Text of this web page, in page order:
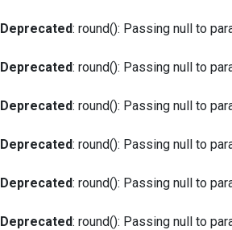
Deprecated: round(): Passing null to
Deprecated: round(): Passing null to
Deprecated: round(): Passing null to
Deprecated: round(): Passing null to
Deprecated: round(): Passing null to
Deprecated: round(): Passing null to